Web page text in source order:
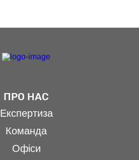
ПРО НАС
Експертиза
Команда
Офіси